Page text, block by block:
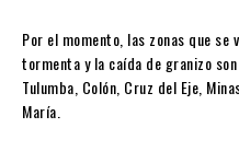
Por el momento, las zonas que
tormenta y la caída de granizo
Tulumba, Colón, Cruz del Eje,
María.